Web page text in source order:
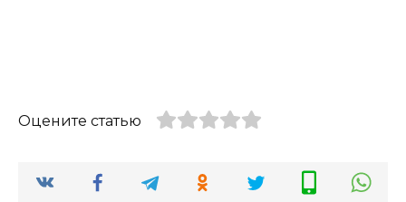
Оцените статью